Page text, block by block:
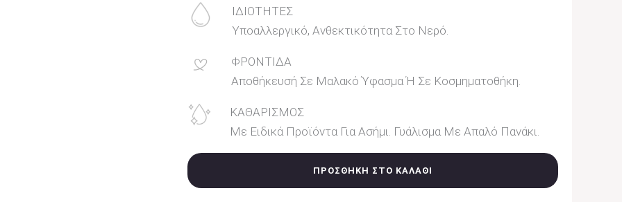
ΙΔΙΟΤΗΤΕΣ
Υποαλλεργικό, Ανθεκτικότητα Στο Νερό.
ΦΡΟΝΤΙΔΑ
Αποθήκευσή Σε Μαλακό Ύφασμα Ή Σε Κοσμηματοθήκη.
ΚΑΘΑΡΙΣΜΟΣ
Με Ειδικά Προϊόντα Για Ασήμι. Γυάλισμα Με Απαλό Πανάκι.
ΠΡΟΣΘΉΚΗ ΣΤΟ ΚΑΛΆΘΙ